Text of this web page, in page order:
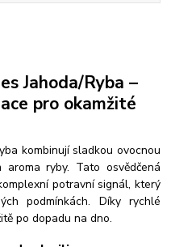
Jahoda/Ryba –
pro okamžité
kombinují sladkou ovocnou
ryby. Tato osvědčená
potravní signál, který
podmínkách. Díky rychlé
po dopadu na dno.